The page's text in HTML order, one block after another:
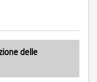
delle